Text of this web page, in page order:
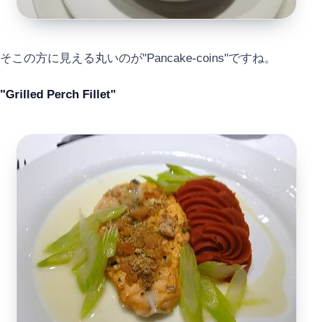
そこの方に見える丸いのが"Pancake-coins"ですね。
"Grilled Perch Fillet"